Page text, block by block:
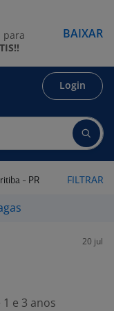
Login
- PR FILTRAR
20 jul
e 3 anos
para
BAIXAR